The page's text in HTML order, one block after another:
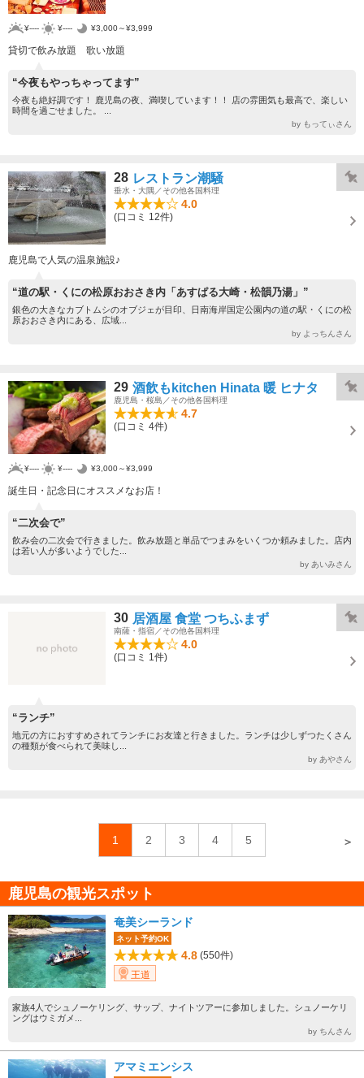
¥---- ¥---- ¥3,000～¥3,999
貸切で飲み放題 歌い放題
“今夜もやっちゃってます”
今夜も絶好調です！ 鹿児島の夜、満喫しています！！ 店の雰囲気も最高で、楽しい
時間を過ごせました。 ...
by もってぃさん
28 レストラン潮騒
垂水・大隅／その他各国料理
4.0
(口コミ 12件)
鹿児島で人気の温泉施設♪
“道の駅・くにの松原おおさき内「あすぱる大崎・松韻乃湯」”
銀色の大きなカブトムシのオブジェが目印、日南海岸国定公園内の道の駅・くにの松
原おおさき内にある、広域...
by よっちんさん
29 酒飲もkitchen Hinata 暖 ヒナタ
鹿児島・桜島／その他各国料理
4.7
(口コミ 4件)
¥---- ¥---- ¥3,000～¥3,999
誕生日・記念日にオススメなお店！
“二次会で”
飲み会の二次会で行きました。飲み放題と単品でつまみをいくつか頼みました。店内
は若い人が多いようでした...
by あいみさん
30 居酒屋 食堂 つちふまず
南薩・指宿／その他各国料理
4.0
(口コミ 1件)
“ランチ”
地元の方におすすめされてランチにお友達と行きました。ランチは少しずつたくさん
の種類が食べられて美味し...
by あやさん
1 2 3 4 5 ＞
鹿児島の観光スポット
奄美シーランド
ネット予約OK
4.8 (550件)
王道
家族4人でシュノーケリング、サップ、ナイトツアーに参加しました。シュノーケリ
ングはウミガメ...
by ちんさん
アマミエンシス